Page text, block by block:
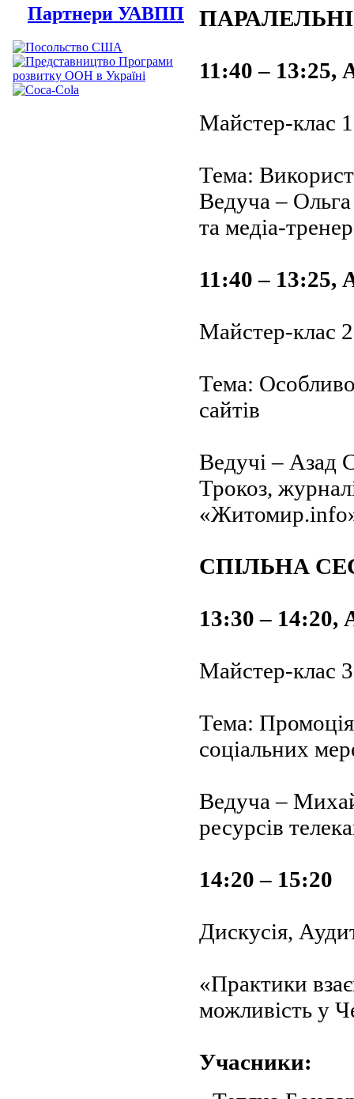
Партнери УАВПП ПАРАЛЕЛЬНІ
11:40 – 13:25,
Майстер-клас 1
Тема:
Ведуча –
та медіа-тренер
11:40 – 13:25,
Майстер-клас 2
Тема:
сайтів
Ведучі – Азад
Трокоз,
СПІЛЬНА
13:30 – 14:20,
Майстер-клас 3
Тема:
соціальних
Ведуча –
ресурсів
14:20 – 15:20
Дискусія,
«Практики
можливість у
Учасники: